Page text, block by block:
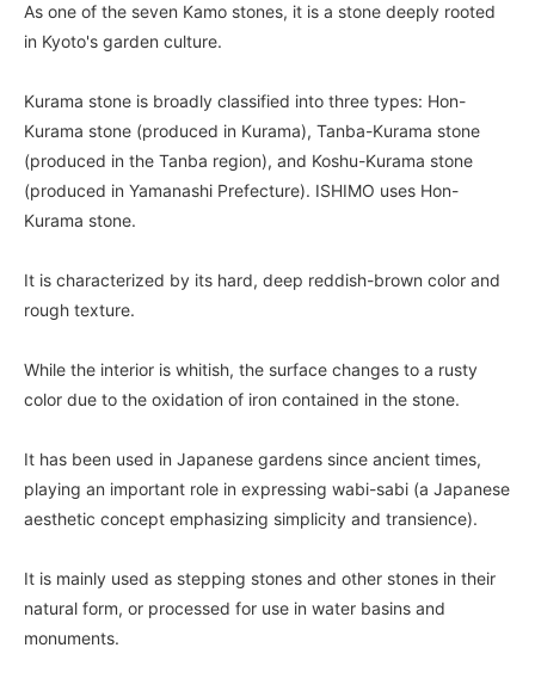
As one of the seven Kamo stones, it is a stone deeply rooted
in Kyoto's garden culture.
Kurama stone is broadly classified into three types: Hon-
Kurama stone (produced in Kurama), Tanba-Kurama stone
(produced in the Tanba region), and Koshu-Kurama stone
(produced in Yamanashi Prefecture). ISHIMO uses Hon-
Kurama stone.
It is characterized by its hard, deep reddish-brown color and
rough texture.
While the interior is whitish, the surface changes to a rusty
color due to the oxidation of iron contained in the stone.
It has been used in Japanese gardens since ancient times,
playing an important role in expressing wabi-sabi (a Japanese
aesthetic concept emphasizing simplicity and transience).
It is mainly used as stepping stones and other stones in their
natural form, or processed for use in water basins and
monuments.